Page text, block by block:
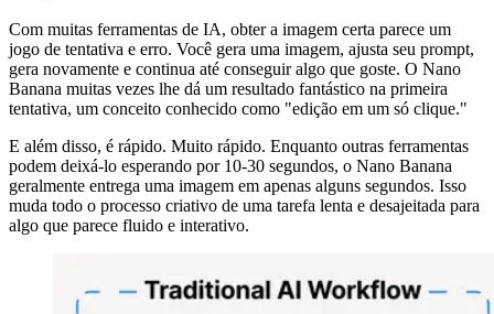
Com muitas ferramentas de IA, obter a imagem certa parece um
jogo de tentativa e erro. Você gera uma imagem, ajusta seu prompt,
gera novamente e continua até conseguir algo que goste. O Nano
Banana muitas vezes lhe dá um resultado fantástico na primeira
tentativa, um conceito conhecido como "edição em um só clique."
E além disso, é rápido. Muito rápido. Enquanto outras ferramentas
podem deixá-lo esperando por 10-30 segundos, o Nano Banana
geralmente entrega uma imagem em apenas alguns segundos. Isso
muda todo o processo criativo de uma tarefa lenta e desajeitada para
algo que parece fluido e interativo.